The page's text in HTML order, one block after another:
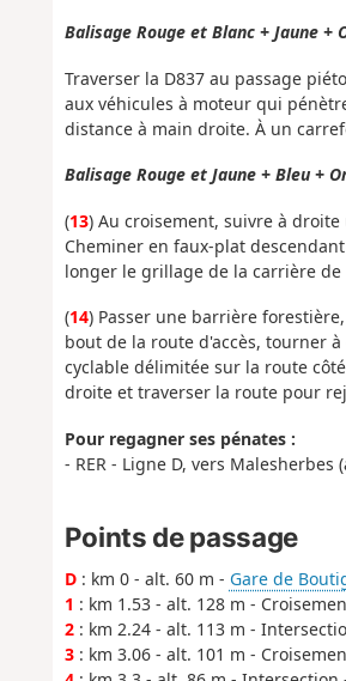
Balisage Rouge et Blanc + Jaune +
Traverser la D837 au passage
aux véhicules à moteur qui
distance à main droite. À un
Balisage Rouge et Jaune + Bleu +
(13) Au croisement, suivre à
Cheminer en faux-plat
longer le grillage de la carrière de
(14) Passer une barrière
bout de la route d'accès, tourner
cyclable délimitée sur la route
droite et traverser la route pour
Pour regagner ses pénates :
- RER - Ligne D, vers Malesherbes
Points de passage
D: km 0 - alt. 60 m - Gare de
1 : km 1.53 - alt. 128 m -
2: km 2.24 - alt. 113 m -
3: km 3.06 - alt. 101 m -